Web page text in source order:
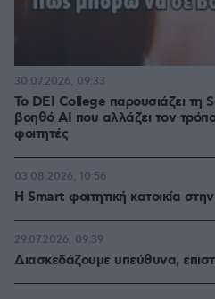
Το DEI College παρουσιάζει τη
βοηθό AI που αλλάζει τον
φοιτητές
30.07.2026, 09:33
Η Smart φοιτητική κατοικία
03.08.2026, 10:56
Διασκεδάζουμε υπεύθυνα,
29.07.2026, 09:39